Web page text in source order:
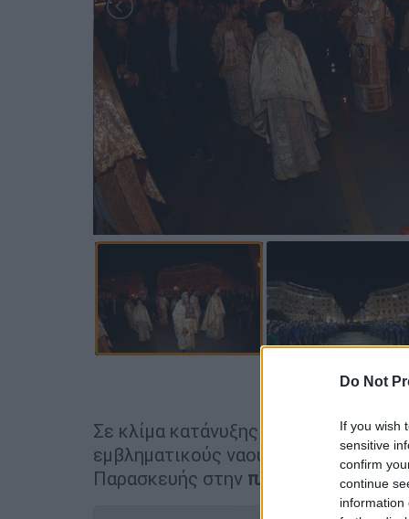
Do Not
If you wish
sensitive
confirm
continue
information
Σε κλίμα κατάνυξης και
εμβληματικούς ναούς της
Παρασκευής στην πλατεία